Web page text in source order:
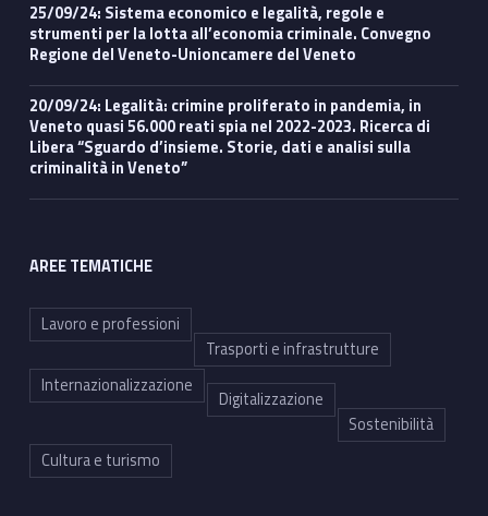
25/09/24: Sistema economico e legalità, regole e
strumenti per la lotta all’economia criminale. Convegno
Regione del Veneto-Unioncamere del Veneto
20/09/24: Legalità: crimine proliferato in pandemia, in
Veneto quasi 56.000 reati spia nel 2022-2023. Ricerca di
Libera “Sguardo d’insieme. Storie, dati e analisi sulla
criminalità in Veneto”
AREE TEMATICHE
Lavoro e professioni
Trasporti e infrastrutture
Internazionalizzazione
Digitalizzazione
Sostenibilità
Cultura e turismo